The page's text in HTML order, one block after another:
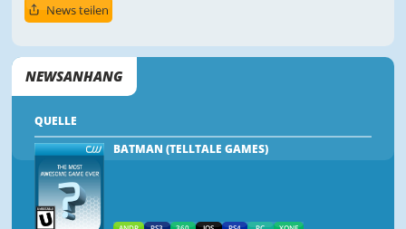
News teilen
NEWSANHANG
QUELLE
BATMAN (TELLTALE GAMES)